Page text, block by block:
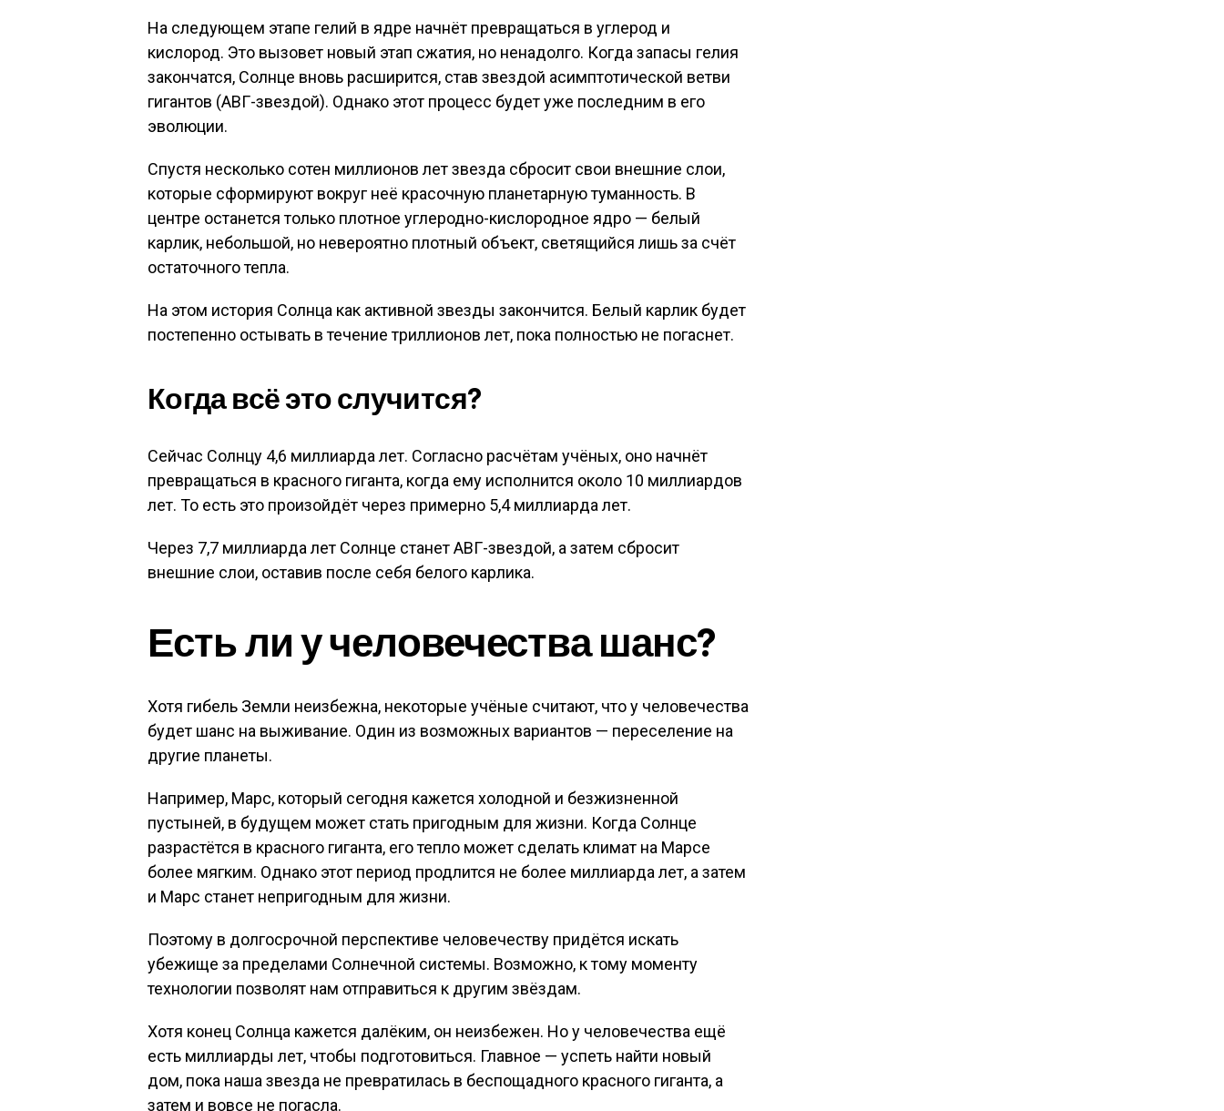
На следующем этапе гелий в ядре начнёт превращаться в углерод и
кислород. Это вызовет новый этап сжатия, но ненадолго. Когда запасы гелия
закончатся, Солнце вновь расширится, став звездой асимптотической ветви
гигантов (АВГ-звездой). Однако этот процесс будет уже последним в его
эволюции.
Спустя несколько сотен миллионов лет звезда сбросит свои внешние слои,
которые сформируют вокруг неё красочную планетарную туманность. В
центре останется только плотное углеродно-кислородное ядро — белый
карлик, небольшой, но невероятно плотный объект, светящийся лишь за счёт
остаточного тепла.
На этом история Солнца как активной звезды закончится. Белый карлик будет
постепенно остывать в течение триллионов лет, пока полностью не погаснет.
Когда всё это случится?
Сейчас Солнцу 4,6 миллиарда лет. Согласно расчётам учёных, оно начнёт
превращаться в красного гиганта, когда ему исполнится около 10 миллиардов
лет. То есть это произойдёт через примерно 5,4 миллиарда лет.
Через 7,7 миллиарда лет Солнце станет АВГ-звездой, а затем сбросит
внешние слои, оставив после себя белого карлика.
Есть ли у человечества шанс?
Хотя гибель Земли неизбежна, некоторые учёные считают, что у человечества
будет шанс на выживание. Один из возможных вариантов — переселение на
другие планеты.
Например, Марс, который сегодня кажется холодной и безжизненной
пустыней, в будущем может стать пригодным для жизни. Когда Солнце
разрастётся в красного гиганта, его тепло может сделать климат на Марсе
более мягким. Однако этот период продлится не более миллиарда лет, а затем
и Марс станет непригодным для жизни.
Поэтому в долгосрочной перспективе человечеству придётся искать
убежище за пределами Солнечной системы. Возможно, к тому моменту
технологии позволят нам отправиться к другим звёздам.
Хотя конец Солнца кажется далёким, он неизбежен. Но у человечества ещё
есть миллиарды лет, чтобы подготовиться. Главное — успеть найти новый
дом, пока наша звезда не превратилась в беспощадного красного гиганта, а
затем и вовсе не погасла.